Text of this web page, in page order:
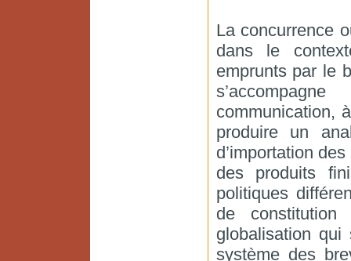
La concurrence
dans le
emprunts par le
communication,
produire un
d’importation
des produits
politiques
de
globalisation
système des